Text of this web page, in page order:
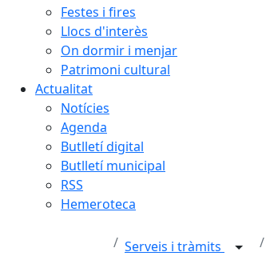
Festes i fires
Llocs d'interès
On dormir i menjar
Patrimoni cultural
Actualitat
Notícies
Agenda
Butlletí digital
Butlletí municipal
RSS
Hemeroteca
Serveis i tràmits